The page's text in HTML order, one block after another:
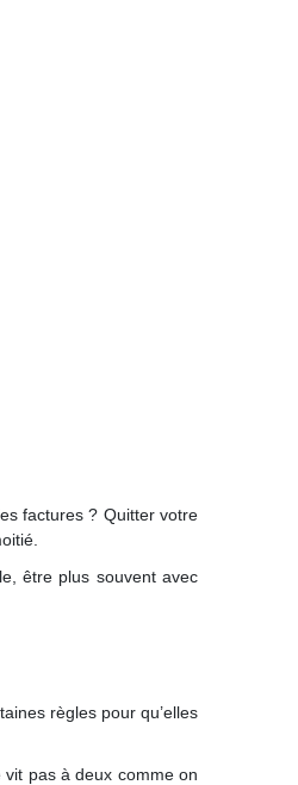
factures ? Quitter votre
être plus souvent avec
règles pour qu’elles
pas à deux comme on